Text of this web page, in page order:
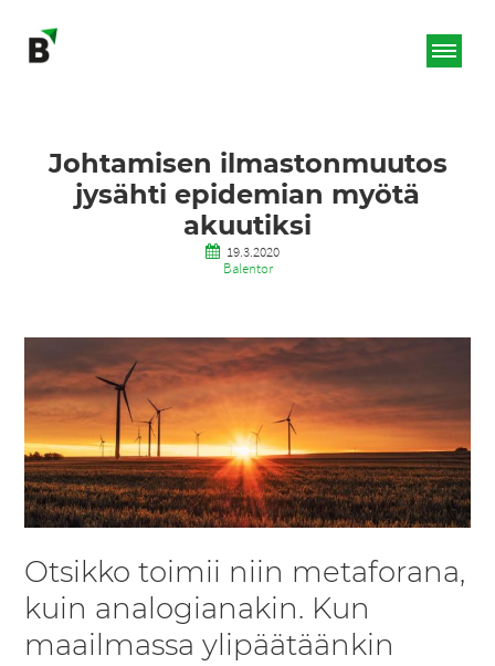
Johtamisen ilmastonmuutos
jysähti epidemian myötä
akuutiksi
19.3.2020
Balentor
Otsikko toimii niin metaforana,
kuin analogianakin. Kun
maailmassa ylipäätäänkin